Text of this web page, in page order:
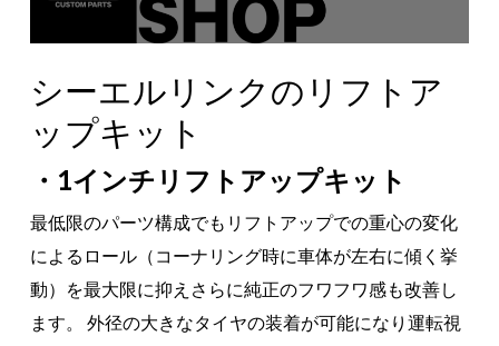
シーエルリンクのリフトア
ップキット
・1インチリフトアップキット
最低限のパーツ構成でもリフトアップでの重心の変化
によるロール（コーナリング時に車体が左右に傾く挙
動）を最大限に抑えさらに純正のフワフワ感も改善し
ます。 外径の大きなタイヤの装着が可能になり運転視